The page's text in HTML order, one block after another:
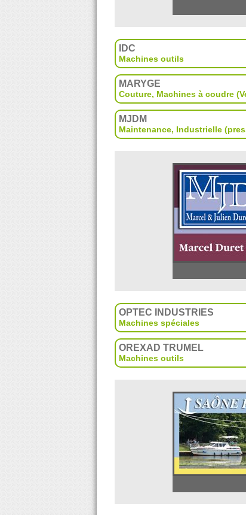
IDC
Machines outils
MARYGE
Couture, Machines à coudre
MJDM
Maintenance, Industrielle
OPTEC INDUSTRIES
Machines spéciales
OREXAD TRUMEL
Machines outils